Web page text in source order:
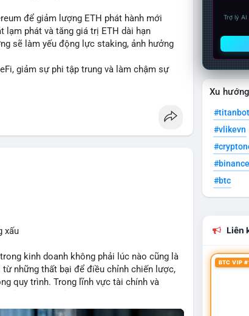
để giảm lượng ETH phát hành mới
phát và tăng giá trị ETH dài hạn
sẽ làm yếu động lực staking, ảnh hưởng
giảm sự phi tập trung và làm chậm sự
giữa giảm phát hành và duy trì sức hấp dẫn
xấu
kinh doanh không phải lúc nào cũng là
những thất bại để điều chỉnh chiến lược,
quy trình. Trong lĩnh vực tài chính và
hình kinh doanh mới hoặc đầu tư vào dự án
Trợ lý
Xu
#titanbot
#vlikevn
#btc
Liên
BTC VIP